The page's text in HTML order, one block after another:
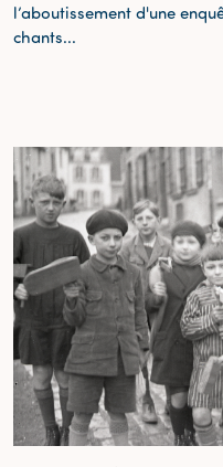
l’aboutissement d'une
chants...